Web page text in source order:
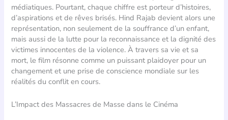
médiatiques. Pourtant, chaque chiffre est porteur d’histoires,
d’aspirations et de rêves brisés. Hind Rajab devient alors une
représentation, non seulement de la souffrance d’un enfant,
mais aussi de la lutte pour la reconnaissance et la dignité des
victimes innocentes de la violence. À travers sa vie et sa
mort, le film résonne comme un puissant plaidoyer pour un
changement et une prise de conscience mondiale sur les
réalités du conflit en cours.
L’Impact des Massacres de Masse dans le Cinéma